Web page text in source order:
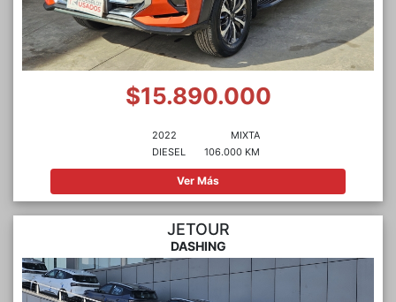
$15.890.000
2022
DIESEL
MIXTA
106.000 KM
Ver Más
JETOUR
DASHING